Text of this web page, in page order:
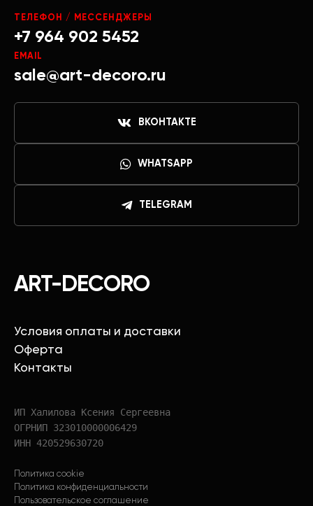
ART-DECORO
Условия оплаты и доставки
Оферта
Контакты
ИП Халилова Ксения Сергеевна
ОГРНИП 323010000006429
ИНН 420529630720
Политика cookie
Политика конфиденциальности
Пользовательское соглашение
ТЕЛЕФОН / МЕССЕНДЖЕРЫ
+7 964 902 5452
EMAIL
sale@art-decoro.ru
ВКОНТАКТЕ
WHATSAPP
TELEGRAM